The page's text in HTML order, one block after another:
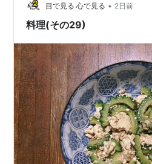
目で見る 心で見る • 2日前
料理(その29)